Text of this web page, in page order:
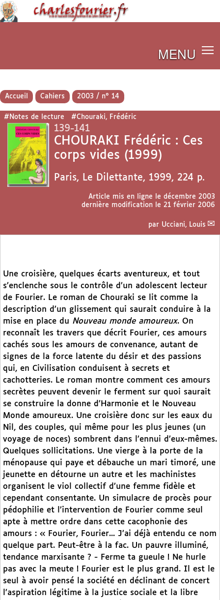
MENU
Accueil Cahiers 2003 / n° 14
#Notes de lecture #Chouraki, Frédéric
139-141
CHOURAKI Frédéric : Ces
corps vides (1999)
Paris, Le Dilettante, 1999, 224 p.
Article mis en ligne le décembre 2003
dernière modification le 21 février 2006
par Ucciani, Louis
Une croisière, quelques écarts aventureux, et tout
s’enclenche sous le contrôle d’un adolescent lecteur
de Fourier. Le roman de Chouraki se lit comme la
description d’un glissement qui saurait conduire à la
mise en place du Nouveau monde amoureux. On
reconnaît les travers que décrit Fourier, ces amours
cachés sous les amours de convenance, autant de
signes de la force latente du désir et des passions
qui, en Civilisation conduisent à secrets et
cachotteries. Le roman montre comment ces amours
secrètes peuvent devenir le ferment sur quoi saurait
se construire la donne d’Harmonie et le Nouveau
Monde amoureux. Une croisière donc sur les eaux du
Nil, des couples, qui même pour les plus jeunes (un
voyage de noces) sombrent dans l’ennui d’eux-mêmes.
Quelques sollicitations. Une vierge à la porte de la
ménopause qui paye et débauche un mari timoré, une
jeunette en détourne un autre et les machinistes
organisent le viol collectif d’une femme fidèle et
cependant consentante. Un simulacre de procès pour
pédophilie et l’intervention de Fourier comme seul
apte à mettre ordre dans cette cacophonie des
amours : « Fourier, Fourier... J’ai déjà entendu ce nom
quelque part. Peut-être à la fac. Un pauvre illuminé,
tendance marxisante ? - Ferme ta gueule ! Ne hurle
pas avec la meute ! Fourier est le plus grand. Il est le
seul à avoir pensé la société en déclinant de concert
l’aspiration légitime à la justice sociale et la libre